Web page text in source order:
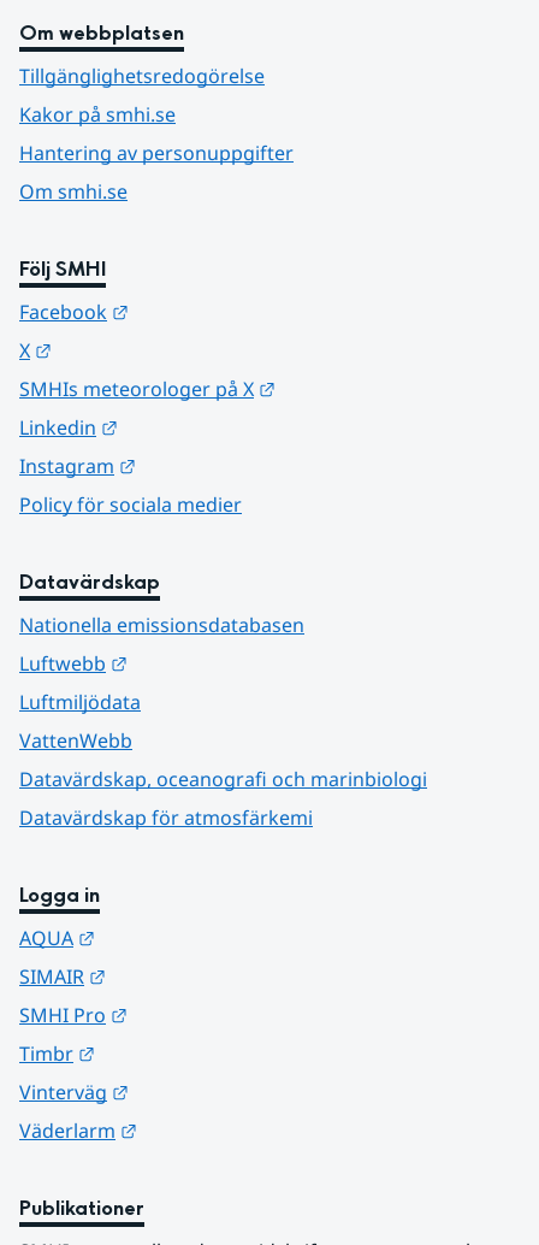
Om webbplatsen
Tillgänglighetsredogörelse
Kakor på smhi.se
Hantering av personuppgifter
Om smhi.se
Följ SMHI
Facebook
X
SMHIs meteorologer på X
Linkedin
Instagram
Policy för sociala medier
Datavärdskap
Nationella emissionsdatabasen
Luftwebb
Luftmiljödata
VattenWebb
Datavärdskap, oceanografi och marinbiologi
Datavärdskap för atmosfärkemi
Logga in
AQUA
SIMAIR
SMHI Pro
Timbr
Vinterväg
Väderlarm
Publikationer